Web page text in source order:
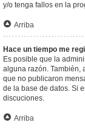
y/o tenga fallos en la
Arriba
Hace un tiempo me
Es posible que la
alguna razón. También,
que no publicaron
de la base de datos. Si
discuciones.
Arriba